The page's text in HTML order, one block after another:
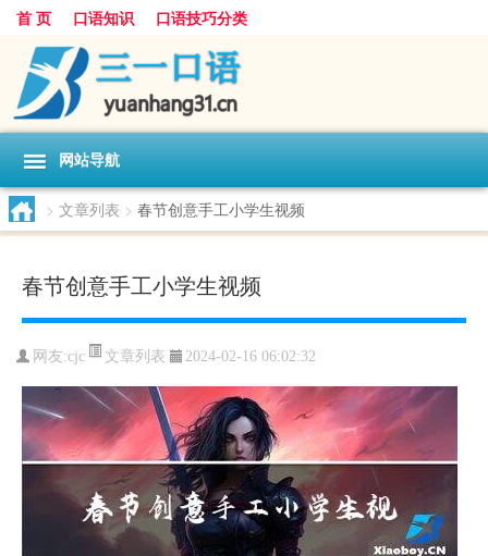
首 页 口语知识 口语技巧分类
网站导航
> 文章列表 > 春节创意手工小学生视频
春节创意手工小学生视频
网友:cjc 文章列表 2024-02-16 06:02:32